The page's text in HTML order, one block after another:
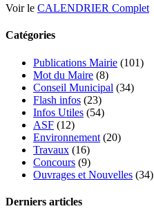
Voir le CALENDRIER Complet
Catégories
Publications Mairie (101)
Mot du Maire (8)
Conseil Municipal (34)
Flash infos (23)
Infos Utiles (54)
ASF (12)
Environnement (20)
Travaux (16)
Concours (9)
Ouvrages et Nouvelles (34)
Derniers articles